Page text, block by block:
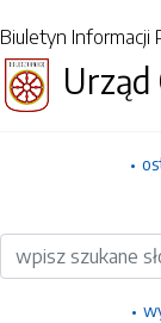
Biuletyn Informacji
Urząd
Wyszukiwarka